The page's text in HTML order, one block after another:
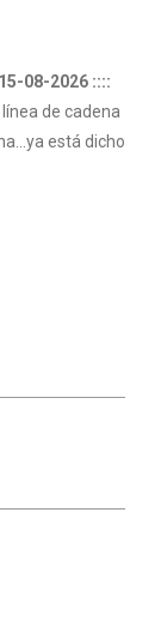
15-08-2026 ::::
de cadena
está dicho